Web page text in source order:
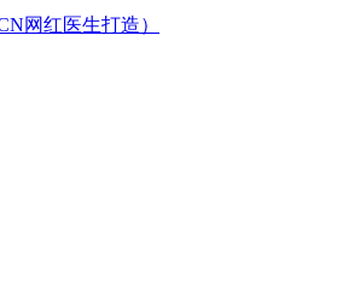
网红医生打造）